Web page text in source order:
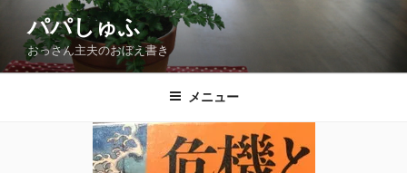
ン
パパしゅふ
おっさん主夫のおぼえ書き
メニュー